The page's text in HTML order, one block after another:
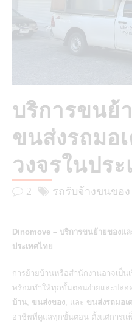
บริการขนย้
ขนส่งรถมอ
วงจรในประ
2 รถรับจ้างขนของ
Dinomove – บริการขนย้ายของแ
ประเทศไทย
การย้ายบ้านหรือสำนักงานอาจเป็น
พร้อมทำให้ทุกขั้นตอนง่ายและปล
บ้าน ขนส่งของ , และ ขนส่งรถมอเ
อาชีพที่ดูแลทุกขั้นตอน ตั้งแต่การแ